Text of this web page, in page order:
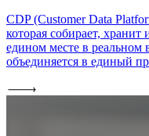
CDP (Customer Data
которая собирает,
едином месте в
объединяется в единый